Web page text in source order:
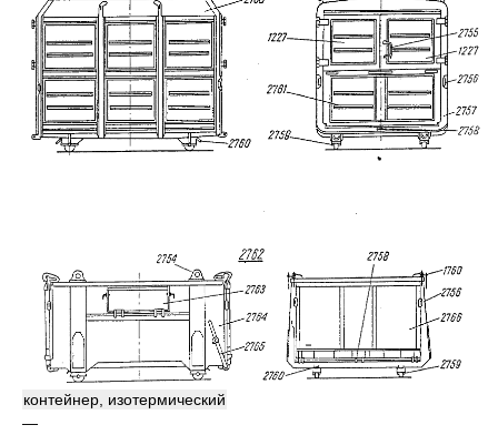
контейнер, изотермический
—